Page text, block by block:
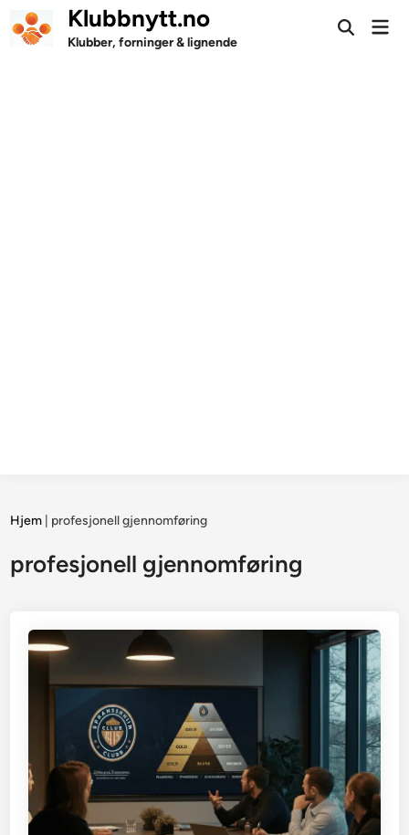
Skip
to
Klubbnytt.no
Klubber, forninger & lignende
Open
Hjem profesjonell gjennomføring
profesjonell gjennomføring